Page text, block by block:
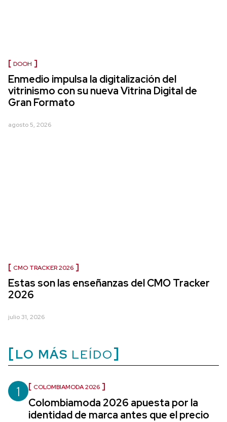
DOOH
Enmedio impulsa la digitalización del
vitrinismo con su nueva Vitrina Digital de
Gran Formato
agosto 5, 2026
CMO TRACKER 2026
Estas son las enseñanzas del CMO Tracker
2026
julio 31, 2026
LO MÁS LEÍDO
1 COLOMBIAMODA 2026
Colombiamoda 2026 apuesta por la
identidad de marca antes que el precio